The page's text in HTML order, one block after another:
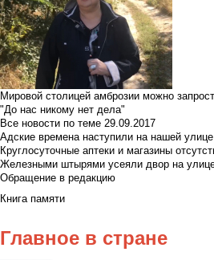
Мировой столицей амброзии можно
"До нас никому нет дела"
Все новости по теме 29.09.2017
Адские времена наступили на нашей
Круглосуточные аптеки и магазины
Железными штырями усеяли двор на
Обращение в редакцию
Книга памяти
Главное в стране